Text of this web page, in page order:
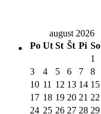
august 2026
Po Ut St Št Pi So
1
3
4 5 6 7 8
10 11 12 13 14 15
17 18 19 20 21 22
24 25 26 27 28 29